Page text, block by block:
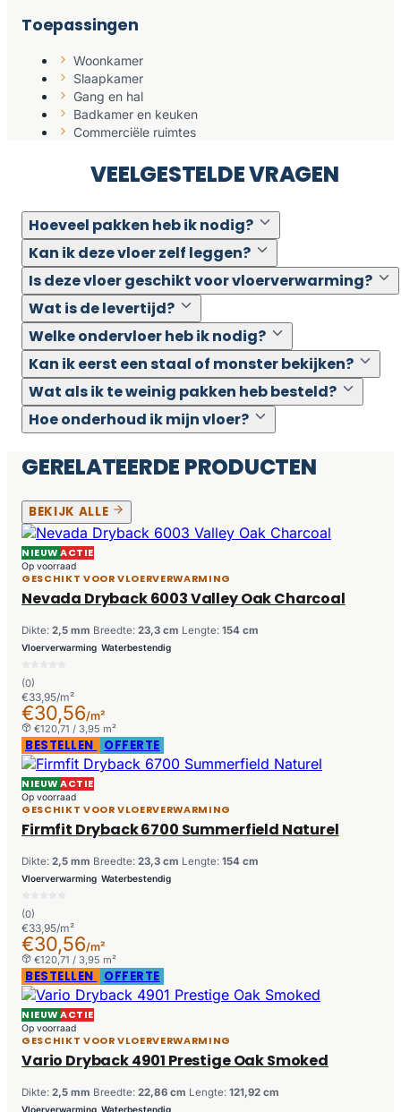
Toepassingen
Woonkamer
Slaapkamer
Gang en hal
Badkamer en keuken
Commerciële ruimtes
VEELGESTELDE VRAGEN
Hoeveel pakken heb ik nodig?
Kan ik deze vloer zelf leggen?
Is deze vloer geschikt voor vloerverwarming?
Wat is de levertijd?
Welke ondervloer heb ik nodig?
Kan ik eerst een staal of monster bekijken?
Wat als ik te weinig pakken heb besteld?
Hoe onderhoud ik mijn vloer?
GERELATEERDE PRODUCTEN
BEKIJK ALLE
NIEUWACTIE
Op voorraad
GESCHIKT VOOR VLOERVERWARMING
Nevada Dryback 6003 Valley Oak Charcoal
Dikte: 2,5 mm Breedte: 23,3 cm Lengte: 154 cm
Vloerverwarming Waterbestendig
(0)
€33,95/m²
€30,56/m²
€120,71 / 3,95 m²
BESTELLEN OFFERTE
NIEUWACTIE
Op voorraad
GESCHIKT VOOR VLOERVERWARMING
Firmfit Dryback 6700 Summerfield Naturel
Dikte: 2,5 mm Breedte: 23,3 cm Lengte: 154 cm
Vloerverwarming Waterbestendig
(0)
€33,95/m²
€30,56/m²
€120,71 / 3,95 m²
BESTELLEN OFFERTE
NIEUWACTIE
Op voorraad
GESCHIKT VOOR VLOERVERWARMING
Vario Dryback 4901 Prestige Oak Smoked
Dikte: 2,5 mm Breedte: 22,86 cm Lengte: 121,92 cm
Vloerverwarming Waterbestendig